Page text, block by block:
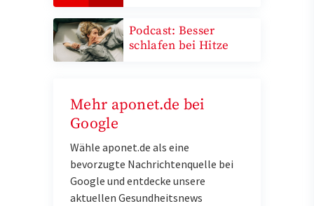
Podcast: Besser
schlafen bei Hitze
Mehr aponet.de bei
Google
Wähle aponet.de als eine
bevorzugte Nachrichtenquelle bei
Google und entdecke unsere
aktuellen Gesundheitsnews